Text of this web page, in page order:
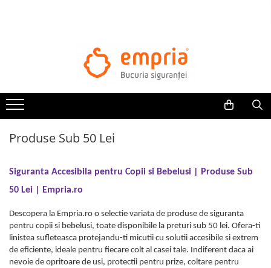
Bariere protectie pentru pat
Protectii mobilier
Protectie colturi mobila copii
Sigurante pentru sertare si usi
Kituri de siguranta pentru copii si
bebelusi
Protectii casa
Produse Sub 50 Lei
Siguranta Accesibila pentru Copii si Bebelusi | Produse Sub
50 Lei | Empria.ro
Descopera la Empria.ro o selectie variata de produse de siguranta
pentru copii si bebelusi, toate disponibile la preturi sub 50 lei. Ofera-ti
linistea sufleteasca protejandu-ti micutii cu solutii accesibile si extrem
de eficiente, ideale pentru fiecare colt al casei tale. Indiferent daca ai
nevoie de opritoare de usi, protectii pentru prize, coltare pentru